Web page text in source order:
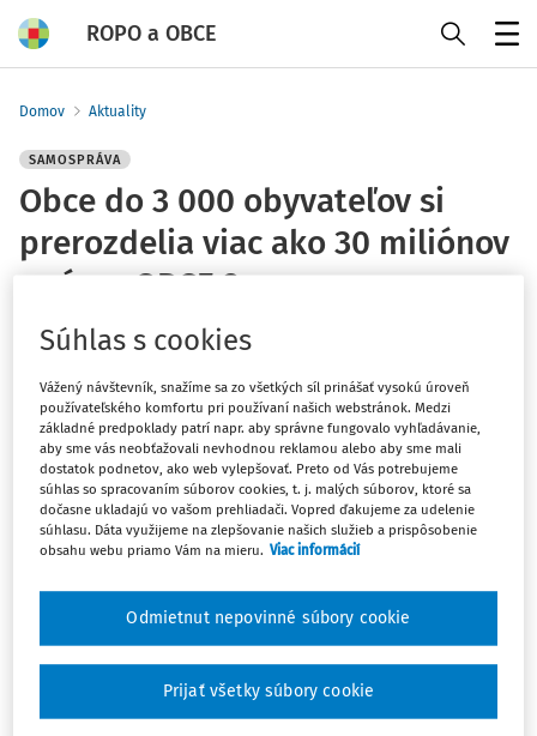
ROPO a OBCE
Domov Aktuality
SAMOSPRÁVA
Obce do 3 000 obyvateľov si
prerozdelia viac ako 30 miliónov
z výzvy OBCE 2
ROPO redakcia
1 minúta čítania
Správna radaFondu na podporu športuna svojom 67.
zasadnutí schválila prerozdelenie viac ako 30 miliónov
eur na výstavbu, rekonštrukciu a modernizáciu
športovej infraštruktúry v obciach do 3 000 obyvateľov.
Z podaných 524 žiadostí o poskytnutie príspevku na
výstavbu, rekonštrukciu a modernizáciu športovej
infraštruktúry v obciach do 3000 obyvateľov bolo
schválených 216 projektov, na ktoré bude príspevok z
Výzvy OBCE 2 č. 2025/001 poskytnutý.
Súhlas s cookies
Vážený návštevník, snažíme sa zo všetkých síl prinášať vysokú úroveň
používateľského komfortu pri používaní našich webstránok. Medzi
základné predpoklady patrí napr. aby správne fungovalo vyhľadávanie,
aby sme vás neobťažovali nevhodnou reklamou alebo aby sme mali
dostatok podnetov, ako web vylepšovať. Preto od Vás potrebujeme
súhlas so spracovaním súborov cookies, t. j. malých súborov, ktoré sa
dočasne ukladajú vo vašom prehliadači. Vopred ďakujeme za udelenie
súhlasu. Dáta využijeme na zlepšovanie našich služieb a prispôsobenie
obsahu webu priamo Vám na mieru. Viac informácií
Odmietnut nepovinné súbory cookie
Prijať všetky súbory cookie